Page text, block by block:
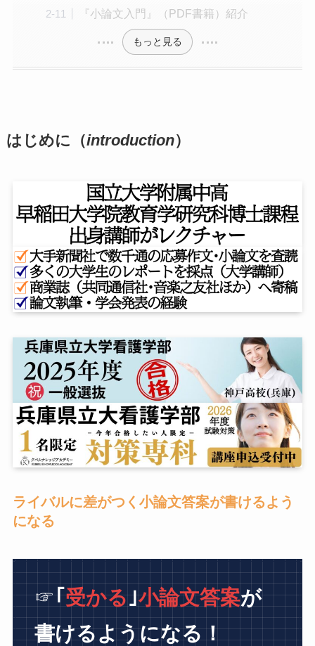
『小論文入門』（PDF書籍）紹介
もっと見る
はじめに（introduction）
ライバルに差がつく小論文答案が書けるよう
になる
☞｢受かる｣小論文答案が
書けるようになる！